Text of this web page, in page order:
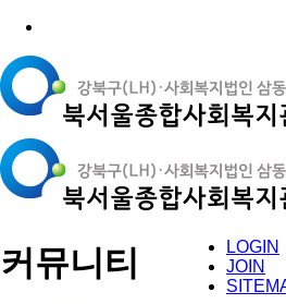
LOGIN
JOIN
커뮤니티